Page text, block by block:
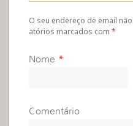
O seu endereço de email
atórios marcados com*
Nome *
Comentário